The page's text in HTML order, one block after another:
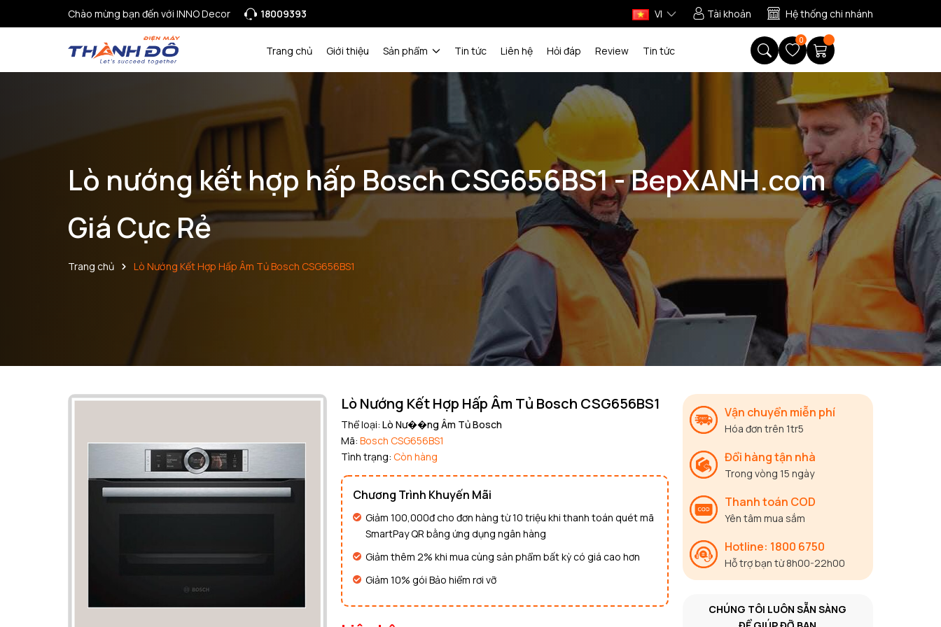
Chào mừng bạn đến với INNO Decor 18009393 VI Tài khoản Hệ thống chi nhánh
Trang chủ Giới thiệu Sản phẩm Tin tức Liên hệ Hỏi đáp Review Tin tức
0
Lò nướng kết hợp hấp Bosch CSG656BS1 - BepXANH.com
Giá Cực Rẻ
Trang chủ Lò Nướng Kết Hợp Hấp Âm Tủ Bosch CSG656BS1
Lò Nướng Kết Hợp Hấp Âm Tủ Bosch CSG656BS1
Thể loại: Lò Nư��ng Âm Tủ Bosch
Mã: Bosch CSG656BS1
Tình trạng: Còn hàng
Chương Trình Khuyến Mãi
Giảm 100,000đ cho đơn hàng từ 10 triệu khi thanh toán quét mã
SmartPay QR bằng ứng dụng ngân hàng
Giảm thêm 2% khi mua cùng sản phẩm bất kỳ có giá cao hơn
Giảm 10% gói Bảo hiểm rơi vỡ
Vận chuyển miễn phí
Hóa đơn trên 1tr5
Đổi hàng tận nhà
Trong vòng 15 ngày
Thanh toán COD
Yên tâm mua sắm
Hotline: 1800 6750
Hỗ trợ bạn từ 8h00-22h00
CHÚNG TÔI LUÔN SẴN SÀNG
Copy mã và nhập mã ở trangTHANH TOÁNbạn nhé!